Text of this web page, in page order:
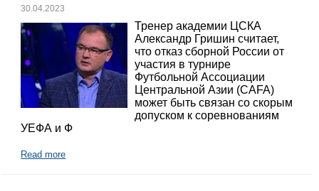
30.04.2023
Тренер академии ЦСКА
Александр Гришин считает,
что отказ сборной России от
участия в турнире
Футбольной Ассоциации
Центральной Азии (CAFA)
может быть связан со скорым
допуском к соревнованиям
УЕФА и Ф
Read more